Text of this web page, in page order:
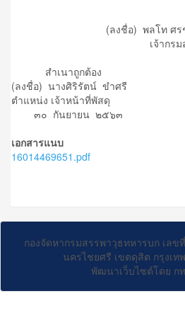
(ลงชื่อ) พลโ
เจ้าก
สำเนาถูกต้อง
(ลงชื่อ) นางศิริรัตน์ ขำศรี
ตำแหน่ง เจ้าหน้าที่พัสดุ
๓๐ กันยายน ๒๕๖๓
เอกสารแนบ
16014469651.pdf
กองจัดหากรมสรรพาวุธทหารบก เล
นครไชยศรี เขตดุสิต กรุงเท
พัฒนาเว็บไซต์โดย ก